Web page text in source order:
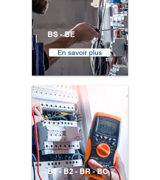
BS - BE
En savoir plus
B1 - B2 - BR - BC